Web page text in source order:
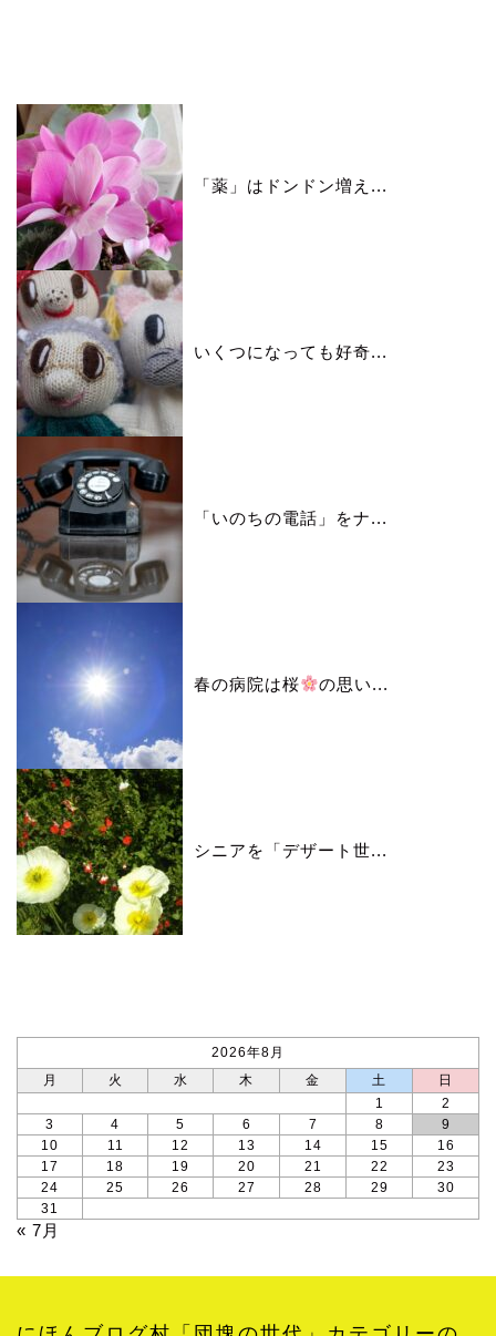
「薬」はドンドン増え...
いくつになっても好奇...
「いのちの電話」をナ...
春の病院は桜 の思い...
シニアを「デザート世...
2026年8月
月
火 水 木 金 土
日
1
2
3
4 5 6 7 8
9
10
11 12 13 14 15
16
17
18 19 20 21 22
23
24
25 26 27 28 29
30
31
« 7月